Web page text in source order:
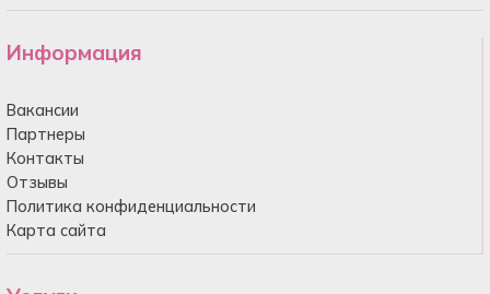
Информация
Вакансии
Партнеры
Контакты
Отзывы
Политика конфиденциальности
Карта сайта